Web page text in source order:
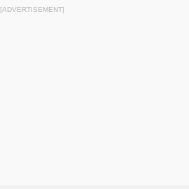
[ADVERTISEMENT]